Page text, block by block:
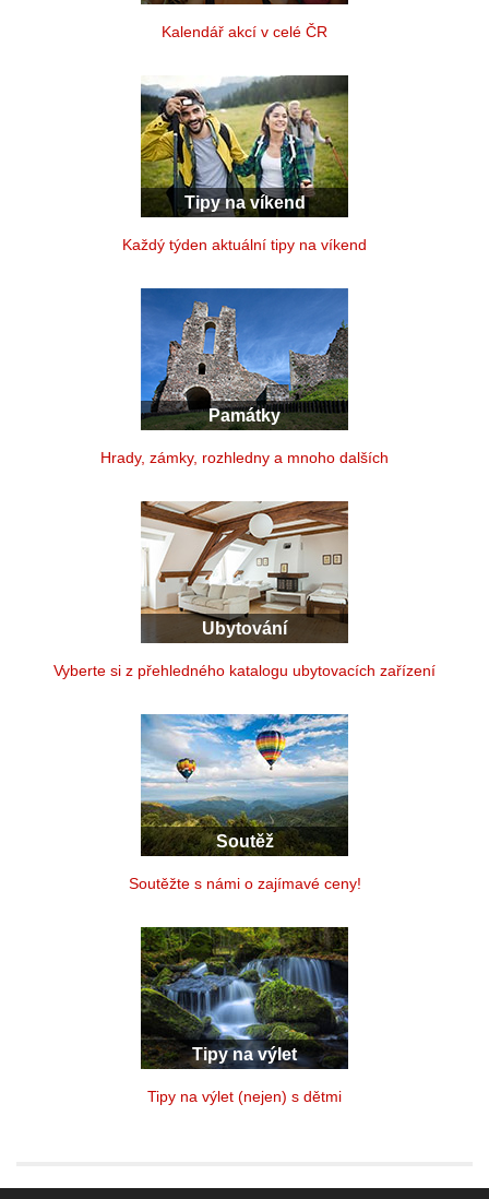
Kalendář akcí v celé ČR
Tipy na víkend
Každý týden aktuální tipy na víkend
Památky
Hrady, zámky, rozhledny a mnoho dalších
Ubytování
Vyberte si z přehledného katalogu ubytovacích zařízení
Soutěž
Soutěžte s námi o zajímavé ceny!
Tipy na výlet
Tipy na výlet (nejen) s dětmi